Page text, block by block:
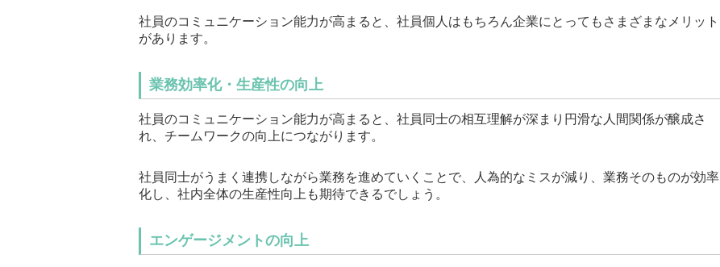
社員のコミュニケーション能力が高まると、社員個人はもちろん企業にとってもさまざまなメリット
があります。
業務効率化・生産性の向上
社員のコミュニケーション能力が高まると、社員同士の相互理解が深まり円滑な人間関係が醸成さ
れ、チームワークの向上につながります。
社員同士がうまく連携しながら業務を進めていくことで、人為的なミスが減り、業務そのものが効率
化し、社内全体の生産性向上も期待できるでしょう。
エンゲージメントの向上